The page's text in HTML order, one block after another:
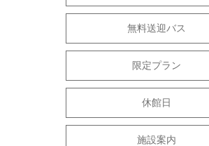
無料送迎バス
限定プラン
休館日
施設案内